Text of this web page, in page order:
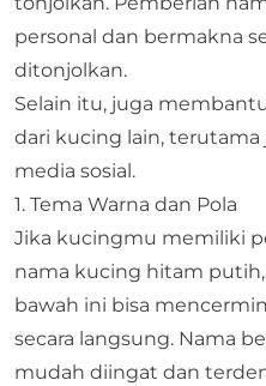
personal dan bermakna
ditonjolkan.
Selain itu, juga
dari kucing lain,
media sosial.
1. Tema Warna dan Pola
Jika kucingmu memiliki
nama kucing hitam
bawah ini bisa
secara langsung. Nama
mudah diingat dan